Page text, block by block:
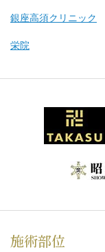
銀座高須クリニック
栄院
施術部位